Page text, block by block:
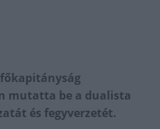
mutatta be a dualista
és fegyverzetét.